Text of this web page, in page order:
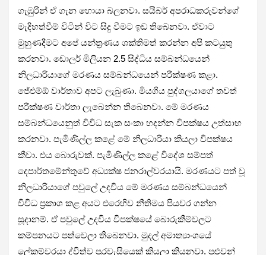
ගැඹුරින් ඒ ගැන හොයා බලනවා. සයිබර් අපරාධකරුවන්ගේ
මැදිහත්වීම් විටින් විට සිදු වීමට ඉඩ තිබෙනවා. ඒවාට
මුහුණදීමට අපේ යන්ත්‍රණය ශක්තිමත් කරන්න අපි කටයුතු
කරනවා. ඩොලර් මිලියන 2.5 සිද්ධිය සම්බන්ධයෙන්
නිලධාරියාගේ මරණය සම්බන්ධයෙන් පරීක්ෂණ කළා.
ජේඑම්ඕ වාර්තාව අපට ලැබුණා. මියගිය පුද්ගලයාගේ තවත්
පරීක්ෂණ වාර්තා ලැබෙන්න තිබෙනවා. මේ මරණය
සම්බන්ධයෙනුත් විවිධ සැක සංකා හදන්න විපක්ෂය උත්සාහ
කරනවා. පැමිණිල්ල කළේ මේ නිලධාරියා කියලා විපක්ෂය
කීවා. එය බොරුවක්. පැමිණිල්ල කළේ විදේශ සම්පත්
දෙපාර්තමේන්තුවේ අධ්‍යක්ෂ ජනරාල්වරයායි. මරණයට පත් වූ
නිලධාරියාගේ පවුලේ උදවිය මේ මරණය සම්බන්ධයෙන්
විවිධ ප්‍රකාශ කළ අයට එරෙහිව නීතිමය පියවර ගන්න
සූදානම්. ඒ පවුලේ උදවිය විපක්ෂයේ බොරුකීම්වලට
කම්පනයට පත්වෙලා තිබෙනවා. මුදල් අමාත්‍යාංශයේ
ලේකම්වරයා ද්විත්ව පුරවැසියෙක් කියලා කියනවා. පුළුවන්